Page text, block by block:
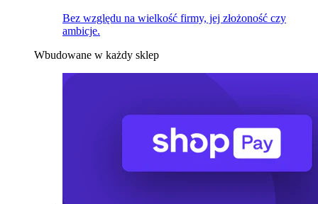
Bez względu na wielkość firmy, jej złożoność czy
ambicje.
Wbudowane w każdy sklep